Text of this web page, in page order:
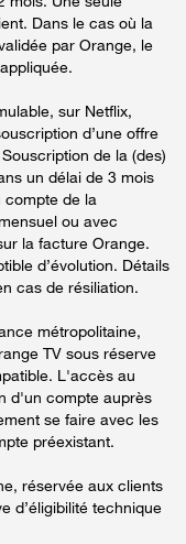
Dans le cas où la
par Orange, le
sur Netflix,
d’une offre
de la (des)
un délai de 3 mois
compte de la
ou avec
la facture Orange.
d’évolution. Détails
cas de résiliation.
métropolitaine,
TV sous réserve
L'accès au
d'un compte auprès
se faire avec les
préexistant.
réservée aux clients
d’éligibilité technique